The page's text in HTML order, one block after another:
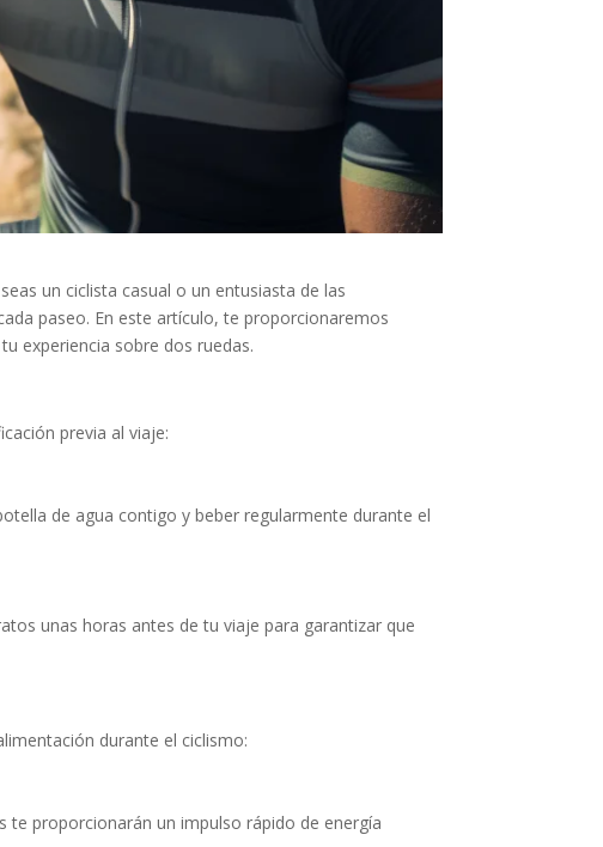
un ciclista casual o un entusiasta de las
paseo. En este artículo, te proporcionaremos
experiencia sobre dos ruedas.
previa al viaje:
de agua contigo y beber regularmente durante el
unas horas antes de tu viaje para garantizar que
durante el ciclismo:
proporcionarán un impulso rápido de energía